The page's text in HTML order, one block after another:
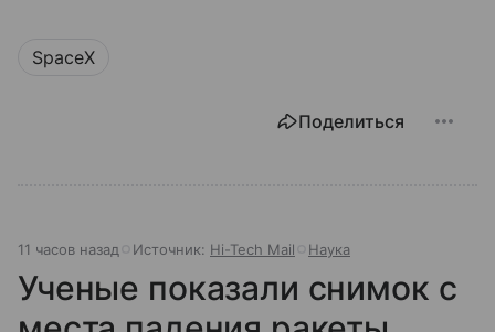
SpaceX
Поделиться
11 часов назад Источник: Hi-Tech Mail Наука
Ученые показали снимок с